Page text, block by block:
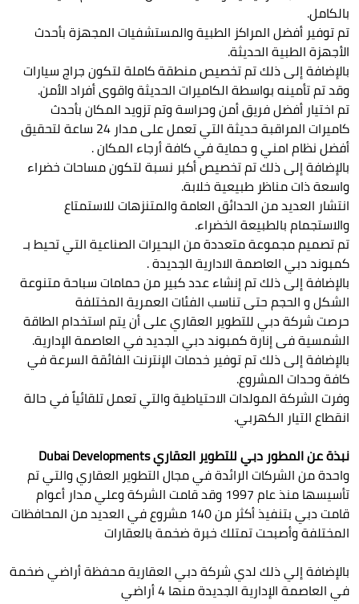
بالكامل.
تم توفير أفضل المراكز الطبية والمستشفيات المجهزة بأحدث
الأجهزة الطبية الحديثة.
بالإضافة إلى ذلك تم تخصيص منطقة كاملة لتكون جراج سيارات
وقد تم تأمينه بواسطة الكاميرات الحديثة واقوى أفراد الأمن.
تم اختيار أفضل فريق أمن وحراسة وتم تزويد المكان بأحدث
كاميرات المراقبة حديثة التي تعمل على مدار 24 ساعة لتحقيق
أفضل نظام امني و حماية في كافة أرجاء المكان .
بالإضافة إلى ذلك تم تخصيص أكبر نسبة لتكون مساحات خضراء
واسعة ذات مناظر طبيعية خلابة.
انتشار العديد من الحدائق العامة والمتنزهات للاستمتاع
والاستجمام بالطبيعة الخضراء.
تم تصميم مجموعة متعددة من البحيرات الصناعية التي تحيط بـ
كمبوند دبي العاصمة الادارية الجديدة .
بالإضافة إلى ذلك تم إنشاء عدد كبير من حمامات سباحة متنوعة
الشكل و الحجم حتى تناسب الفئات العمرية المختلفة
حرصت شركة دبي للتطوير العقاري على أن يتم استخدام الطاقة
الشمسية فى إنارة كمبوند دبي الجديد في العاصمة الإدارية.
بالإضافة إلى ذلك تم توفير خدمات الإنترنت الفائقة السرعة في
كافة وحدات المشروع.
وفرت الشركة المولدات الاحتياطية والتي تعمل تلقائياً في حالة
انقطاع التيار الكهربي.
نبذة عن المطور دبي للتطوير العقاري Dubai Developments
واحدة من الشركات الرائدة في مجال التطوير العقاري والتي تم
تأسيسها منذ عام 1997 وقد قامت الشركة وعلي مدار أعوام
قامت دبي بتنفيذ أكثر من 140 مشروع في العديد من المحافظات
المختلفة وأصبحت تمتلك خبرة ضخمة بالعقارات
بالإضافة إلي ذلك لدي شركة دبي العقارية محفظة أراضي ضخمة
في العاصمة الإدارية الجديدة منها 4 أراضي